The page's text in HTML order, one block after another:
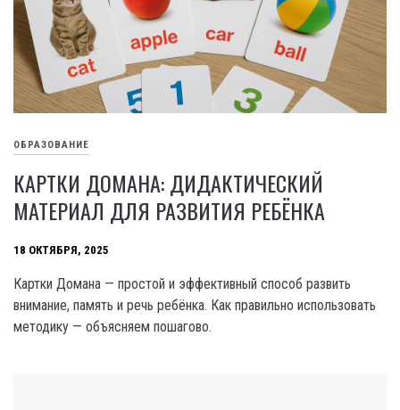
ОБРАЗОВАНИЕ
КАРТКИ ДОМАНА: ДИДАКТИЧЕСКИЙ
МАТЕРИАЛ ДЛЯ РАЗВИТИЯ РЕБЁНКА
18 ОКТЯБРЯ, 2025
Картки Домана — простой и эффективный способ развить
внимание, память и речь ребёнка. Как правильно использовать
методику — объясняем пошагово.